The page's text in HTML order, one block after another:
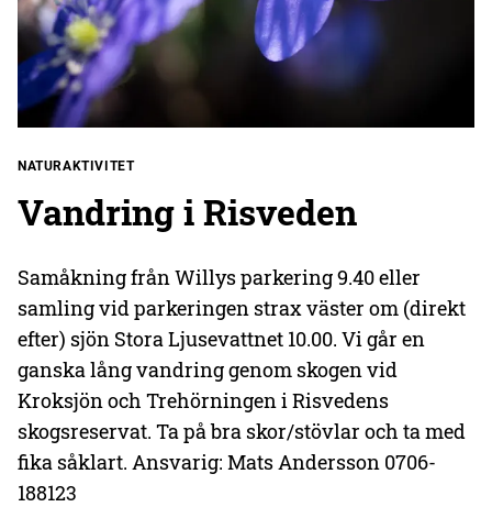
NATURAKTIVITET
Vandring i Risveden
Samåkning från Willys parkering 9.40 eller
samling vid parkeringen strax väster om (direkt
efter) sjön Stora Ljusevattnet 10.00. Vi går en
ganska lång vandring genom skogen vid
Kroksjön och Trehörningen i Risvedens
skogsreservat. Ta på bra skor/stövlar och ta med
fika såklart. Ansvarig: Mats Andersson 0706-
188123